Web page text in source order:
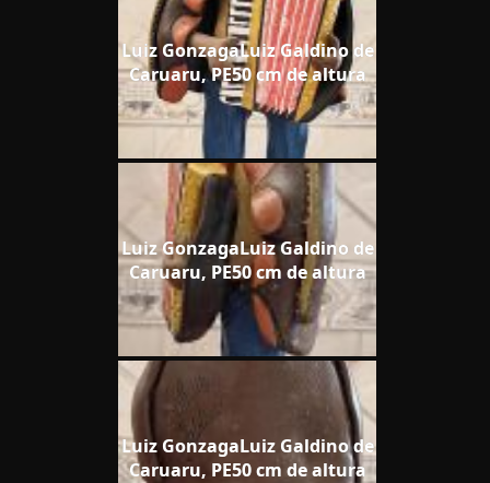
Luiz GonzagaLuiz Galdino de
Caruaru, PE50 cm de altura
Luiz GonzagaLuiz Galdino de
Caruaru, PE50 cm de altura
Luiz GonzagaLuiz Galdino de
Caruaru, PE50 cm de altura